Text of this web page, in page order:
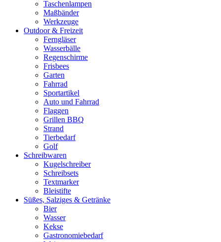
Taschenlampen
Maßbänder
Werkzeuge
Outdoor & Freizeit
Ferngläser
Wasserbälle
Regenschirme
Frisbees
Garten
Fahrrad
Sportartikel
Auto und Fahrrad
Flaggen
Grillen BBQ
Strand
Tierbedarf
Golf
Schreibwaren
Kugelschreiber
Schreibsets
Textmarker
Bleistifte
Süßes, Salziges & Getränke
Bier
Wasser
Kekse
Gastronomiebedarf